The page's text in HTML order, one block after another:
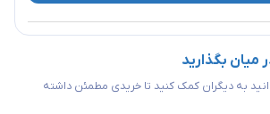
میان بگذارید
به دیگران کمک کنید تا خریدی مطمئن داشته